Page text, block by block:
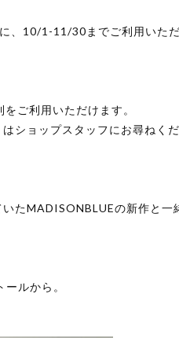
、10/1-11/30までご利用いた
ご利用いただけます。
ショップスタッフにお尋ねくだ
たMADISONBLUEの新作と一
ルから。